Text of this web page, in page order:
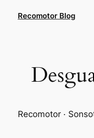
Recomotor Blog
Recomotor ·